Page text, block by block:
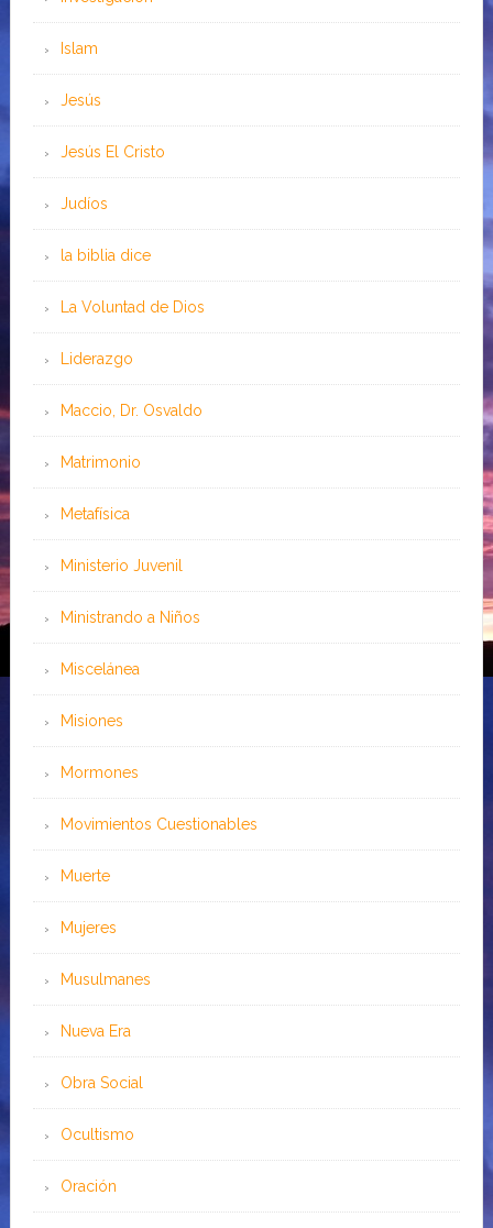
Islam
Jesús
Jesús El Cristo
Judíos
la biblia dice
La Voluntad de Dios
Liderazgo
Maccio, Dr. Osvaldo
Matrimonio
Metafísica
Ministerio Juvenil
Ministrando a Niños
Miscelánea
Misiones
Mormones
Movimientos Cuestionables
Muerte
Mujeres
Musulmanes
Nueva Era
Obra Social
Ocultismo
Oración